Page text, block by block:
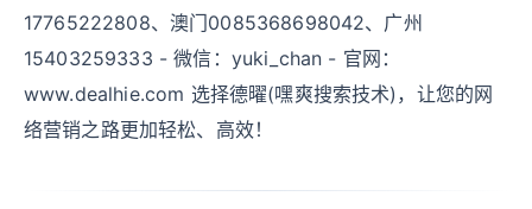
17765222808、澳门0085368698042、广州
15403259333 - 微信：yuki_chan - 官网：
www.dealhie.com 选择德曜(嘿爽搜索技术)，让您的网
络营销之路更加轻松、高效！